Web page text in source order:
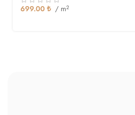
699.00 ₺ / m2